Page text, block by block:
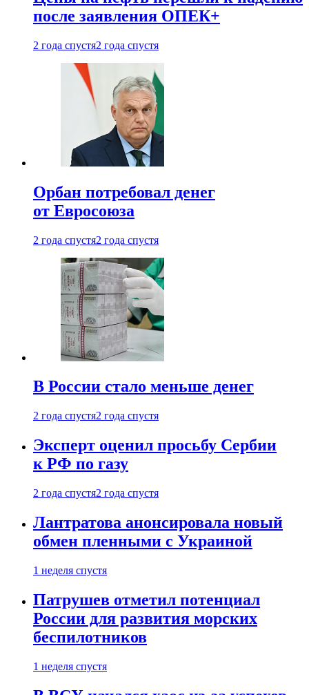
после заявления ОПЕК+
2 года спустя2 года спустя
Орбан потребовал денег
от Евросоюза
2 года спустя2 года спустя
В России стало меньше денег
2 года спустя2 года спустя
Эксперт оценил просьбу Сербии
к РФ по газу
2 года спустя2 года спустя
Лантратова анонсировала новый
обмен пленными с Украиной
1 неделя спустя
Патрушев отметил потенциал
России для развития морских
беспилотников
1 неделя спустя